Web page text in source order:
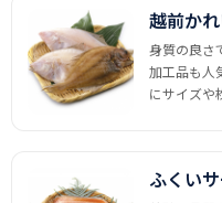
越前か
身質の良さ
加工品も人
にサイズや
ふくい